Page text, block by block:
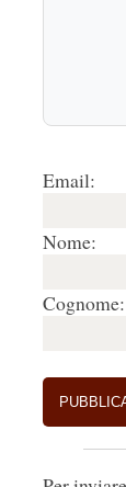
Email:
Nome:
Cognome: